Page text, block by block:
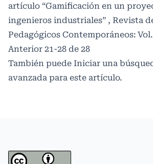
artículo “Gamificación en un
ingenieros industriales” , Revista
Pedagógicos Contemporáneos: Vol.
Anterior 21-28 de 28
También puede Iniciar una
avanzada para este artículo.